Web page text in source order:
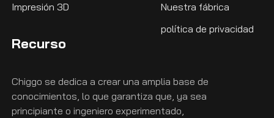
Impresión 3D
Nuestra fábrica
política de privacidad
Recurso
Chiggo se dedica a crear una amplia base de
conocimientos, lo que garantiza que, ya sea
principiante o ingeniero experimentado,